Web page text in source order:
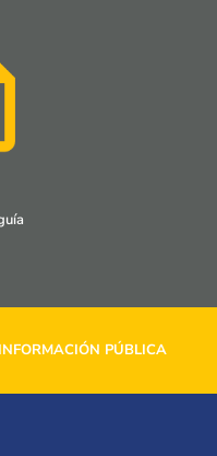
PÚBLICA